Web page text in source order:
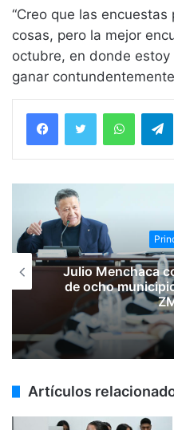
“Creo que las
cosas, pero la mejor
octubre, en donde
ganar
Julio Menchaca
de ocho
Artículos